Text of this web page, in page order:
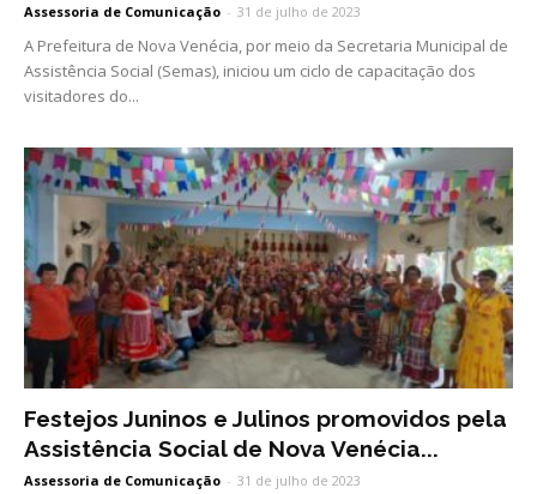
Assessoria de Comunicação - 31 de julho de 2023
A Prefeitura de Nova Venécia, por meio da Secretaria Municipal de
Assistência Social (Semas), iniciou um ciclo de capacitação dos
visitadores do...
Festejos Juninos e Julinos promovidos pela
Assistência Social de Nova Venécia...
Assessoria de Comunicação - 31 de julho de 2023